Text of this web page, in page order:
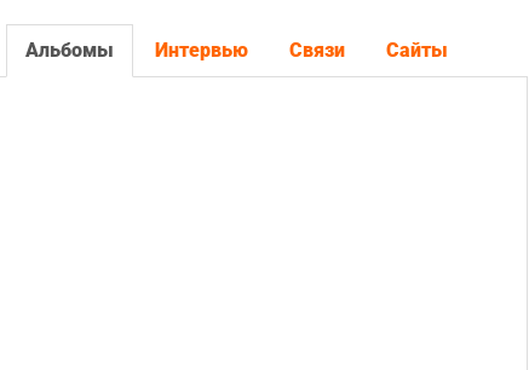
Альбомы Интервью Связи Сайты